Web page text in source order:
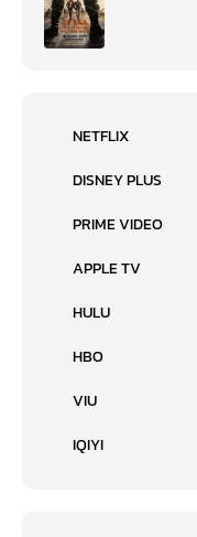
NETFLIX
DISNEY PLUS
PRIME VIDEO
APPLE TV
HULU
HBO
VIU
IQIYI